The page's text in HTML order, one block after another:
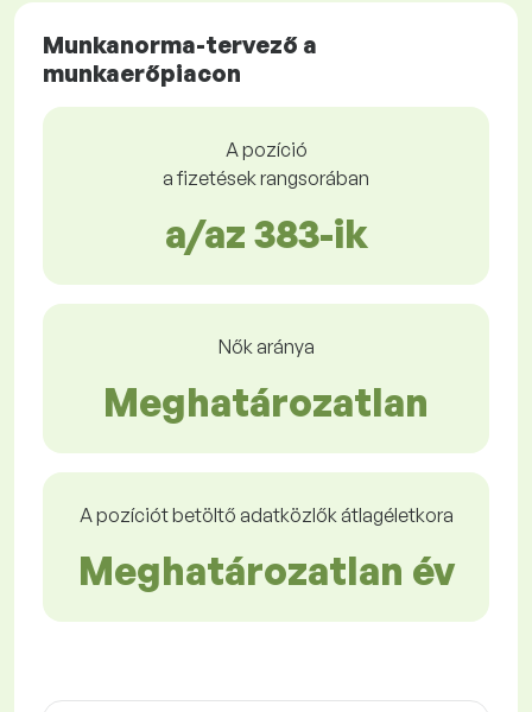
Munkanorma-tervező a
munkaerőpiacon
A pozíció
a fizetések rangsorában
a/az 383-ik
Nők aránya
Meghatározatlan
A pozíciót betöltő adatközlők átlagéletkora
Meghatározatlan év